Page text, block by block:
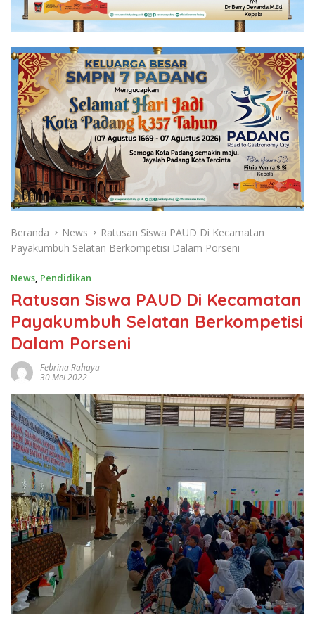
Beranda News
Ratusan Siswa PAUD Di Kecamatan
Payakumbuh Selatan Berkompetisi Dalam Porseni
News, Pendidikan
Ratusan Siswa PAUD Di Kecamatan
Payakumbuh Selatan Berkompetisi
Dalam Porseni
Febrina Rahayu
30 Mei 2022